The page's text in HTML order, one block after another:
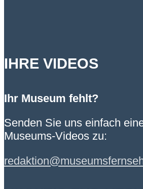
IHRE VIDEOS
Ihr Museum fehlt?
Senden Sie uns einfach
Museums-Videos zu: